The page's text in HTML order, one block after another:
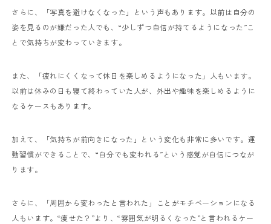
さらに、「写真を避けなくなった」という声もあります。以前は自分の
姿を見るのが嫌だった人でも、“少しずつ自信が持てるようになった”こ
とで気持ちが変わっていきます。
また、「疲れにくくなって休日を楽しめるようになった」人もいます。
以前は休みの日も寝て終わっていた人が、外出や趣味を楽しめるように
なるケースもあります。
加えて、「気持ちが前向きになった」という変化も非常に多いです。運
動習慣ができることで、“自分でも変われる”という感覚が自信につなが
ります。
さらに、「周囲から変わったと言われた」ことがモチベーションになる
人もいます。“痩せた？”より、“雰囲気が明るくなった”と言われるケー